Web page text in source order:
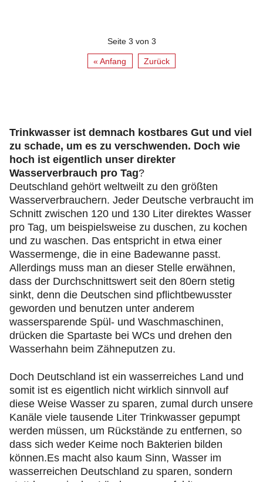
Seite 3 von 3
« Anfang Zurück
Trinkwasser ist demnach kostbares Gut und viel
zu schade, um es zu verschwenden. Doch wie
hoch ist eigentlich unser direkter
Wasserverbrauch pro Tag?
Deutschland gehört weltweilt zu den größten
Wasserverbrauchern. Jeder Deutsche verbraucht im
Schnitt zwischen 120 und 130 Liter direktes Wasser
pro Tag, um beispielsweise zu duschen, zu kochen
und zu waschen. Das entspricht in etwa einer
Wassermenge, die in eine Badewanne passt.
Allerdings muss man an dieser Stelle erwähnen,
dass der Durchschnittswert seit den 80ern stetig
sinkt, denn die Deutschen sind pflichtbewusster
geworden und benutzen unter anderem
wassersparende Spül- und Waschmaschinen,
drücken die Spartaste bei WCs und drehen den
Wasserhahn beim Zähneputzen zu.
Doch Deutschland ist ein wasserreiches Land und
somit ist es eigentlich nicht wirklich sinnvoll auf
diese Weise Wasser zu sparen, zumal durch unsere
Kanäle viele tausende Liter Trinkwasser gepumpt
werden müssen, um Rückstände zu entfernen, so
dass sich weder Keime noch Bakterien bilden
können.Es macht also kaum Sinn, Wasser im
wasserreichen Deutschland zu sparen, sondern